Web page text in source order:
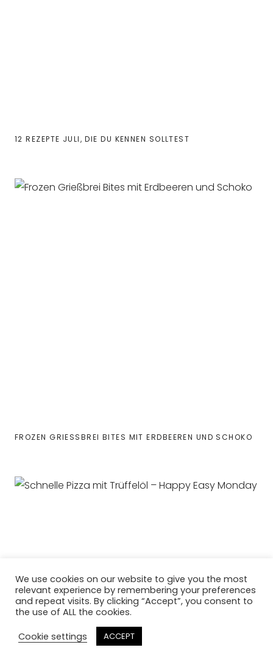
12 REZEPTE JULI, DIE DU KENNEN SOLLTEST
FROZEN GRIESSBREI BITES MIT ERDBEEREN UND SCHOKO
We use cookies on our website to give you the most
relevant experience by remembering your preferences
and repeat visits. By clicking “Accept”, you consent to
the use of ALL the cookies.
Cookie settings
ACCEPT